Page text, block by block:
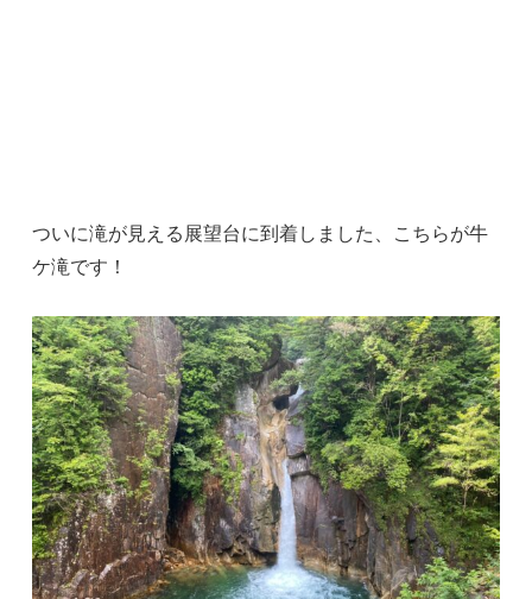
ついに滝が見える展望台に到着しました、こちらが牛
ケ滝です！